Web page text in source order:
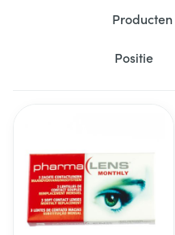
Producten
Sorteer op: